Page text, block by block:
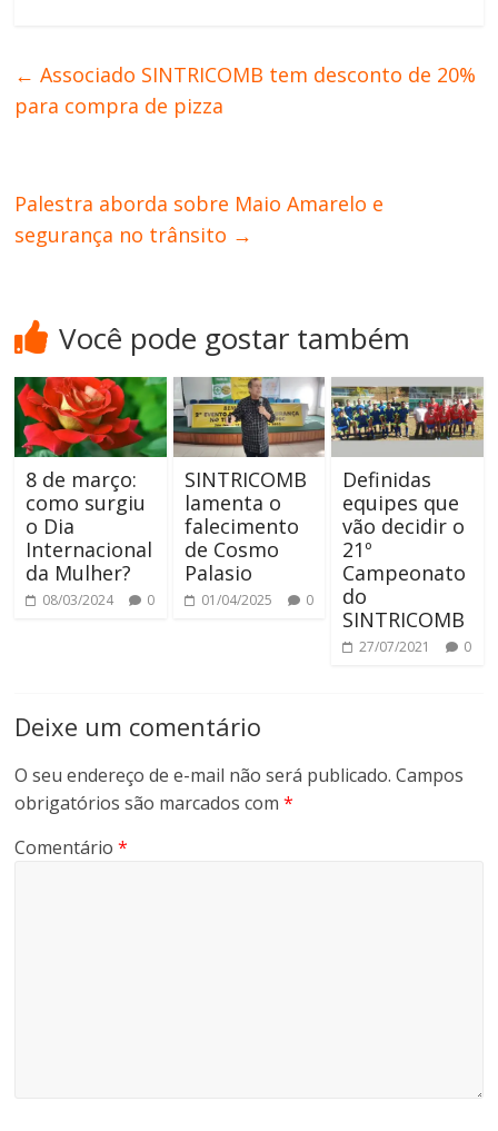
← Associado SINTRICOMB tem desconto de 20%
para compra de pizza
Palestra aborda sobre Maio Amarelo e
segurança no trânsito →
Você pode gostar também
8 de março:
como surgiu
o Dia
Internacional
da Mulher?
08/03/2024 0
SINTRICOMB
lamenta o
falecimento
de Cosmo
Palasio
01/04/2025 0
Definidas
equipes que
vão decidir o
21º
Campeonato
do
SINTRICOMB
27/07/2021 0
Deixe um comentário
O seu endereço de e-mail não será publicado. Campos
obrigatórios são marcados com*
Comentário*